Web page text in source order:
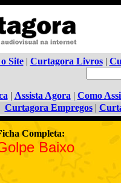
Site| Curtagora Livros|
| Assista Agora | Como
Curtagora Empregos|
Completa:
Baixo